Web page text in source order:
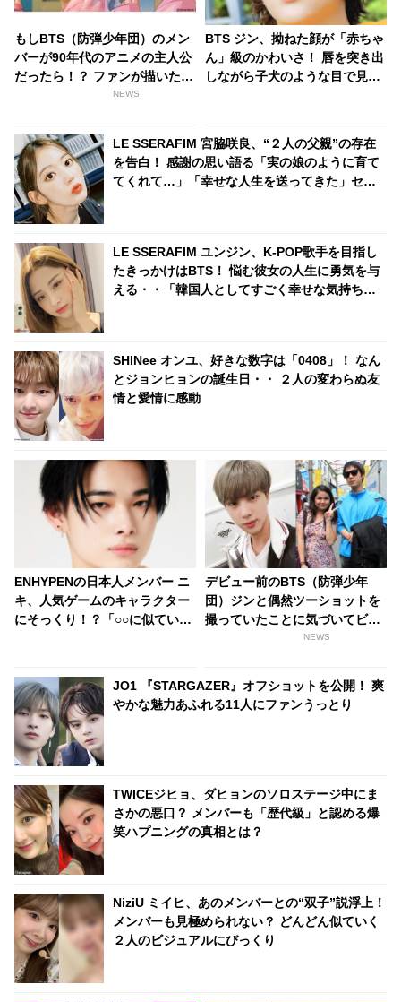
もしBTS（防弾少年団）のメン
バーが90年代のアニメの主人公
だったら！？ ファンが描いたレ
トロなイラストがカワイイと話
NEWS
BTS ジン、拗ねた顔が「赤ちゃ
ん」級のかわいさ！ 唇を突き出
しながら子犬のような目で見つ
LE SSERAFIM 宮脇咲良、“２人の父親”の存在
を告白！ 感謝の思い語る「実の娘のように育て
てくれて…」「幸せな人生を送ってきた」セン
LE SSERAFIM ユンジン、K-POP歌手を目指し
たきっかけはBTS！ 悩む彼女の人生に勇気を与
える・・「韓国人としてすごく幸せな気持ちに
SHINee オンユ、好きな数字は「0408」！ なん
とジョンヒョンの誕生日・・ ２人の変わらぬ友
情と愛情に感動
ENHYPENの日本人メンバー ニ
キ、人気ゲームのキャラクター
にそっくり！？「○○に似ている
な見た目にファン大爆笑「客観
的な視点で自分を見てるねｗ
ｗ」
デビュー前のBTS（防弾少年
団）ジンと偶然ツーショットを
撮っていたことに気づいてビッ
NEWS
JO1 『STARGAZER』オフショットを公開！ 爽
やかな魅力あふれる11人にファンうっとり
TWICEジヒョ、ダヒョンのソロステージ中にま
さかの悪口？ メンバーも「歴代級」と認める爆
笑ハプニングの真相とは？
NiziU ミイヒ、あのメンバーとの“双子”説浮上！
メンバーも見極められない？ どんどん似ていく
２人のビジュアルにびっくり